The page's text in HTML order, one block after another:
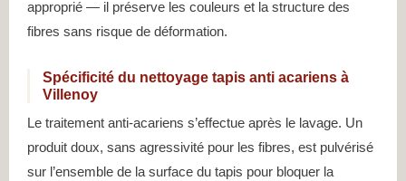
approprié — il préserve les couleurs et la structure des
fibres sans risque de déformation.
Spécificité du nettoyage tapis anti acariens à
Villenoy
Le traitement anti-acariens s’effectue après le lavage. Un
produit doux, sans agressivité pour les fibres, est pulvérisé
sur l’ensemble de la surface du tapis pour bloquer la